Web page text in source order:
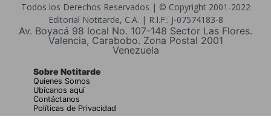
Todos los Derechos Reservados | © Copyright 2001-2022
Editorial Notitarde, C.A. | R.I.F.: J-07574183-8
Av. Boyacá 98 local No. 107-148 Sector Las Flores.
Valencia, Carabobo. Zona Postal 2001
Venezuela
Sobre Notitarde
Quienes Somos
Ubícanos aquí
Contáctanos
Políticas de Privacidad